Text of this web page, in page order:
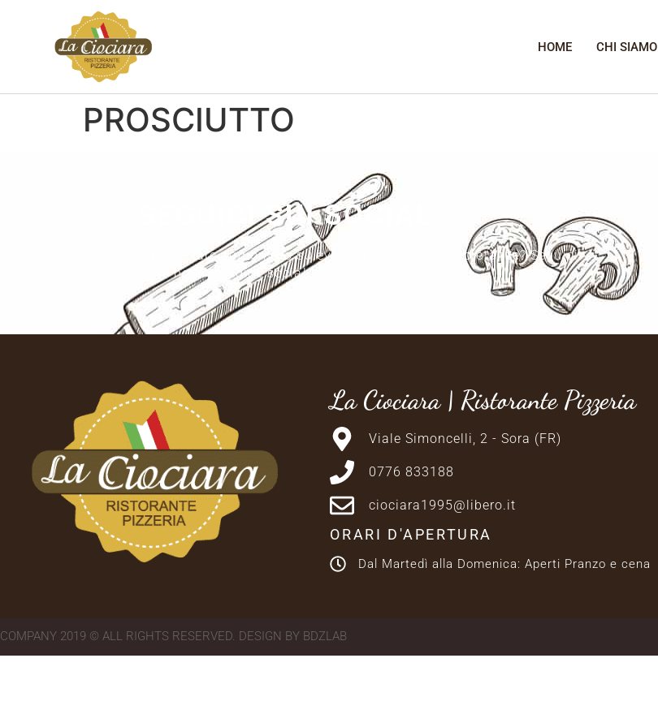
HOME CHI SIAMO
PROSCIUTTO
SEGUICI SUI SOCIAL
Vuoi restare aggiornato su eventi, ricette e nuove pietanze? Seguici
sulle nostre pagine social.
La Ciociara | Ristorante Pizzeria
Viale Simoncelli, 2 - Sora (FR)
0776 833188
ciociara1995@libero.it
ORARI D'APERTURA
Dal Martedì alla Domenica: Aperti Pranzo e cena
COMPANY 2019 © ALL RIGHTS RESERVED. DESIGN BY BDZLAB